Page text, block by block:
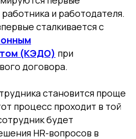
и работодателя.
сталкивается с
(КЭДО) при
договора.
становится проще
процесс проходит в той
будет
HR-вопросов в